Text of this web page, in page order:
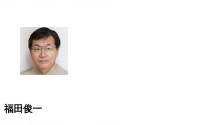
福田俊一